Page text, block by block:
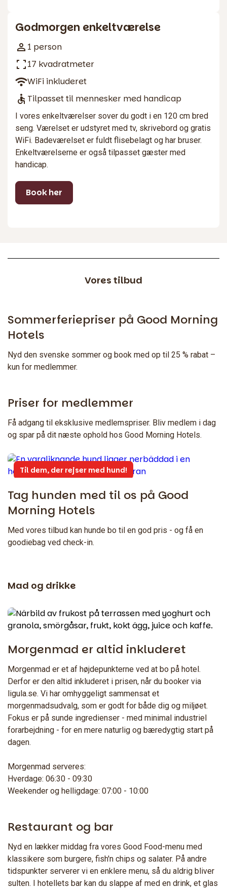
Godmorgen enkeltværelse
1 person
17 kvadratmeter
WiFi inkluderet
Tilpasset til mennesker med handicap
I vores enkeltværelser sover du godt i en 120 cm bred
seng. Værelset er udstyret med tv, skrivebord og gratis
WiFi. Badeværelset er fuldt flisebelagt og har bruser.
Enkeltværelserne er også tilpasset gæster med
handicap.
Book her
Vores tilbud
Sommerferiepriser på Good Morning
Hotels
Nyd den svenske sommer og book med op til 25 % rabat –
kun for medlemmer.
Bliv medlem - få vores bedste priser
Priser for medlemmer
Få adgang til eksklusive medlemspriser. Bliv medlem i dag
og spar på dit næste ophold hos Good Morning Hotels.
Til dem, der rejser med hund!
Tag hunden med til os på Good
Morning Hotels
Med vores tilbud kan hunde bo til en god pris - og få en
goodiebag ved check-in.
Mad og drikke
Morgenmad er altid inkluderet
Morgenmad er et af højdepunkterne ved at bo på hotel.
Derfor er den altid inkluderet i prisen, når du booker via
ligula.se. Vi har omhyggeligt sammensat et
morgenmadsudvalg, som er godt for både dig og miljøet.
Fokus er på sunde ingredienser - med minimal industriel
forarbejdning - for en mere naturlig og bæredygtig start på
dagen.
Morgenmad serveres:
Hverdage: 06:30 - 09:30
Weekender og helligdage: 07:00 - 10:00
Restaurant og bar
Nyd en lækker middag fra vores Good Food-menu med
klassikere som burgere, fish'n chips og salater. På andre
tidspunkter serverer vi en enklere menu, så du aldrig bliver
sulten. I hotellets bar kan du slappe af med en drink, et glas